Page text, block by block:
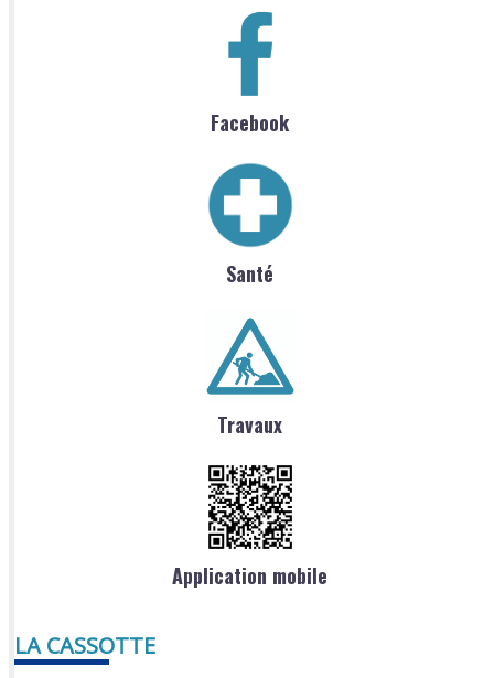
Facebook
Santé
Travaux
Application mobile
LA CASSOTTE